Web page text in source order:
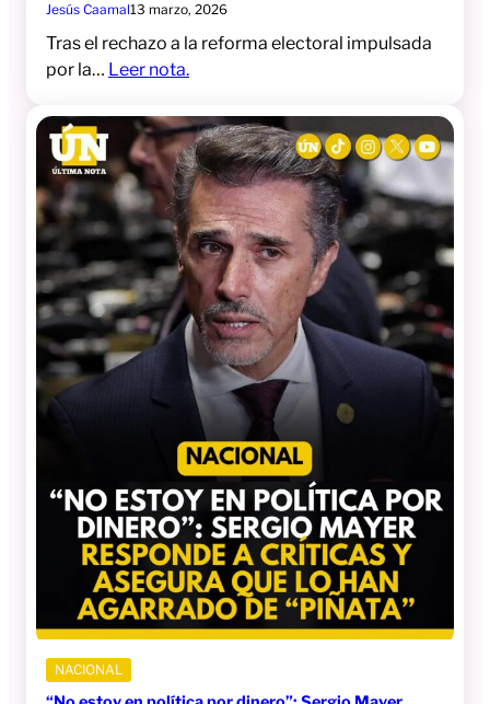
Jesús Caamal13 marzo, 2026
Tras el rechazo a la reforma electoral impulsada
por la… Leer nota.
NACIONAL